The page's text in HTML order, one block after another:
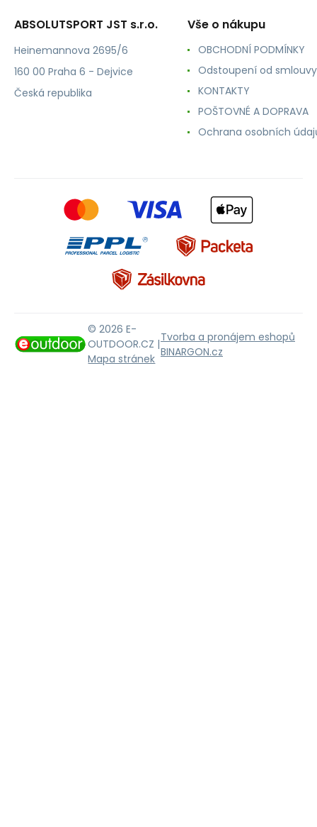
ABSOLUTSPORT JST s.r.o.
Heinemannova 2695/6
160 00 Praha 6 - Dejvice
Česká republika
Vše o nákupu
OBCHODNÍ PODMÍNKY
Odstoupení od smlouvy
KONTAKTY
POŠTOVNÉ A DOPRAVA
Ochrana osobních
© 2026 E-
OUTDOOR.CZ |
Mapa stránek
Tvorba a pronájem eshopů
BINARGON.cz